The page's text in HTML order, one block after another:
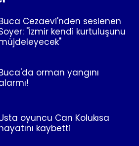
Cezaevi'nden seslenen
"İzmir kendi kurtuluşunu
orman yangını
oyuncu Can Kolukısa
kaybetti